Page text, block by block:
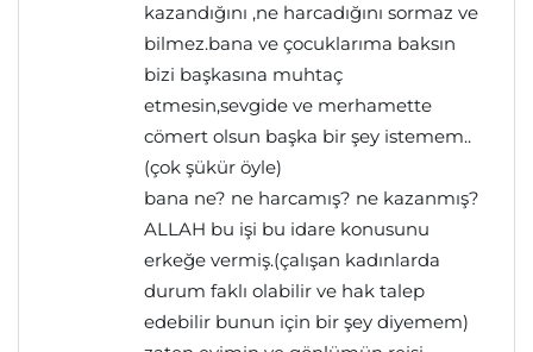
kazandığını ,ne harcadığını sormaz ve
bilmez.bana ve çocuklarıma baksın
bizi başkasına muhtaç
etmesin,sevgide ve merhamette
cömert olsun başka bir şey istemem..
(çok şükür öyle)
bana ne? ne harcamış? ne kazanmış?
ALLAH bu işi bu idare konusunu
erkeğe vermiş.(çalışan kadınlarda
durum faklı olabilir ve hak talep
edebilir bunun için bir şey diyemem)